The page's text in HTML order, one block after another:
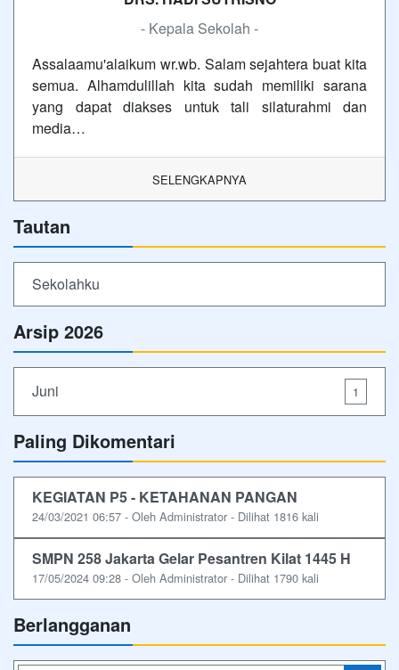
- Kepala Sekolah -
Assalaamu'alaikum wr.wb. Salam sejahtera buat kita
semua. Alhamdulillah kita sudah memiliki sarana
yang dapat diakses untuk tali silaturahmi dan
media…
SELENGKAPNYA
Tautan
Sekolahku
Arsip 2026
Juni 1
Paling Dikomentari
KEGIATAN P5 - KETAHANAN PANGAN
24/03/2021 06:57 - Oleh Administrator - Dilihat 1816 kali
SMPN 258 Jakarta Gelar Pesantren Kilat 1445 H
17/05/2024 09:28 - Oleh Administrator - Dilihat 1790 kali
Berlangganan